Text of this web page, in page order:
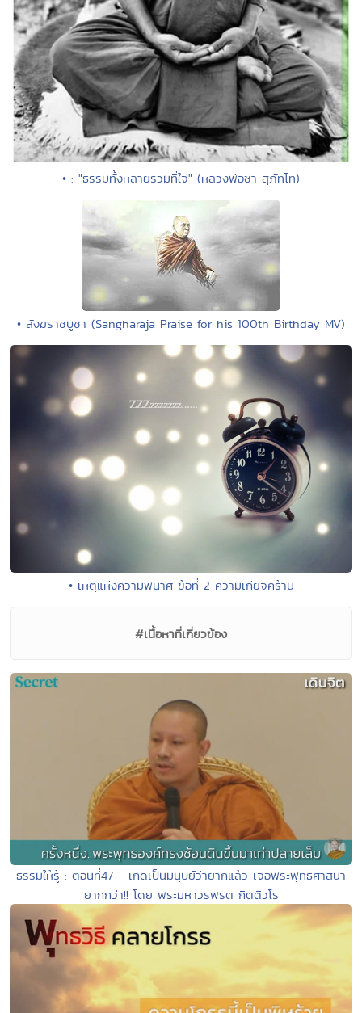
• : "ธรรมทั้งหลายรวมที่ใจ" (หลวงพ่อชา สุภัทโท)
• สังฆราชบูชา (Sangharaja Praise for his 100th Birthday MV)
• เหตุแห่งความพินาศ ข้อที่ 2 ความเกียจคร้าน
#เนื้อหาที่เกี่ยวข้อง
ธรรมให้รู้ : ตอนที่47 - เกิดเป็นมนุษย์ว่ายากแล้ว เจอพระพุทธศาสนา
ยากกว่า!! โดย พระมหาวรพรต กิตติวโร